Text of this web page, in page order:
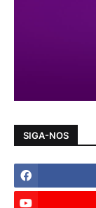
SIGA-NOS